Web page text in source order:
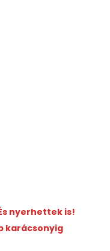
nyerhettek is!
karácsonyig